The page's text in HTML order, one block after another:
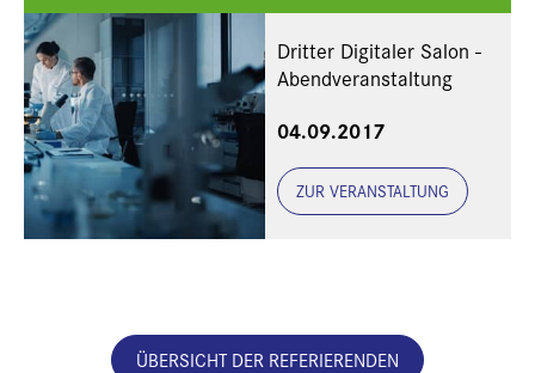
Dritter Digitaler Salon -
Abendveranstaltung
04.09.2017
ZUR VERANSTALTUNG
ÜBERSICHT DER REFERIERENDEN